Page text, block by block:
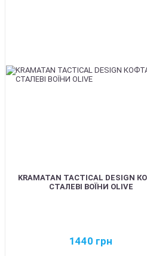
KRAMATAN TACTICAL DESIGN
СТАЛЕВІ ВОЇНИ OLIVE
1440 грн